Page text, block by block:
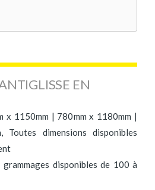
EN
x 1150mm | 780mm x 1180mm |
Toutes dimensions disponibles
disponibles de 100 à